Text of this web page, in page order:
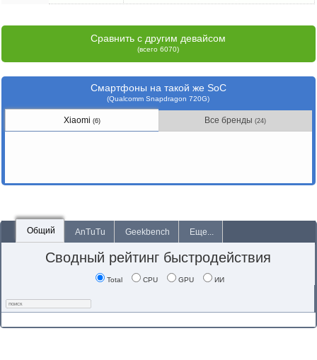
Сравнить с другим девайсом
(всего 6070)
Смартфоны на такой же SoC
(Qualcomm Snapdragon 720G)
Xiaomi (6) Все бренды(24)
Общий AnTuTu Geekbench Еще...
Сводный рейтинг быстродействия
Total CPU GPU ИИ